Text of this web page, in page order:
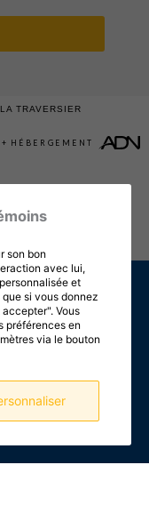
LA TRAVERSIER
+ HÉBERGEMENT
son bon
avec lui,
et
si vous donnez
Vous
préférences en
via le bouton